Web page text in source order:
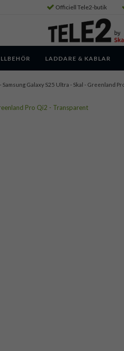
Officiell Tele2-butik
LADDARE & KABLAR
- Samsung Galaxy S25 Ultra - Skal - Greenland